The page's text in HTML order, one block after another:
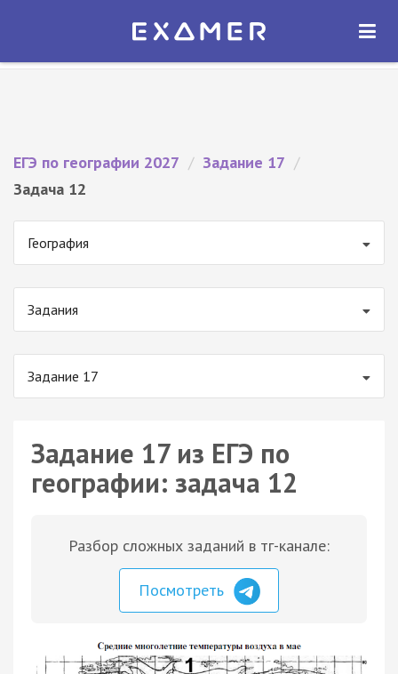
Экзамер — ЕГЭ 2027
ОТКРЫТЬ
ЕГЭ по географии 2027 / Задание 17 /
Задача 12
География
Задания
Задание 17
Задание 17 из ЕГЭ по
географии: задача 12
Разбор сложных заданий в тг-канале:
Посмотреть